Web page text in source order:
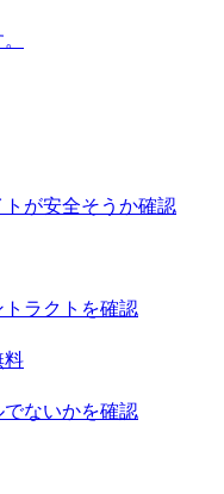
が安全そうか確認
ラクトを確認
料
でないかを確認